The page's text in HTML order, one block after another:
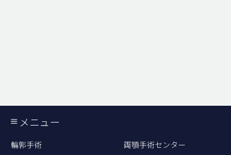
メニュー
輪郭手術 両顎手術センター